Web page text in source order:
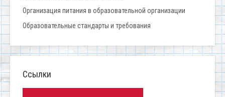
Организация питания в образовательной организации
Образовательные стандарты и требования
Ссылки